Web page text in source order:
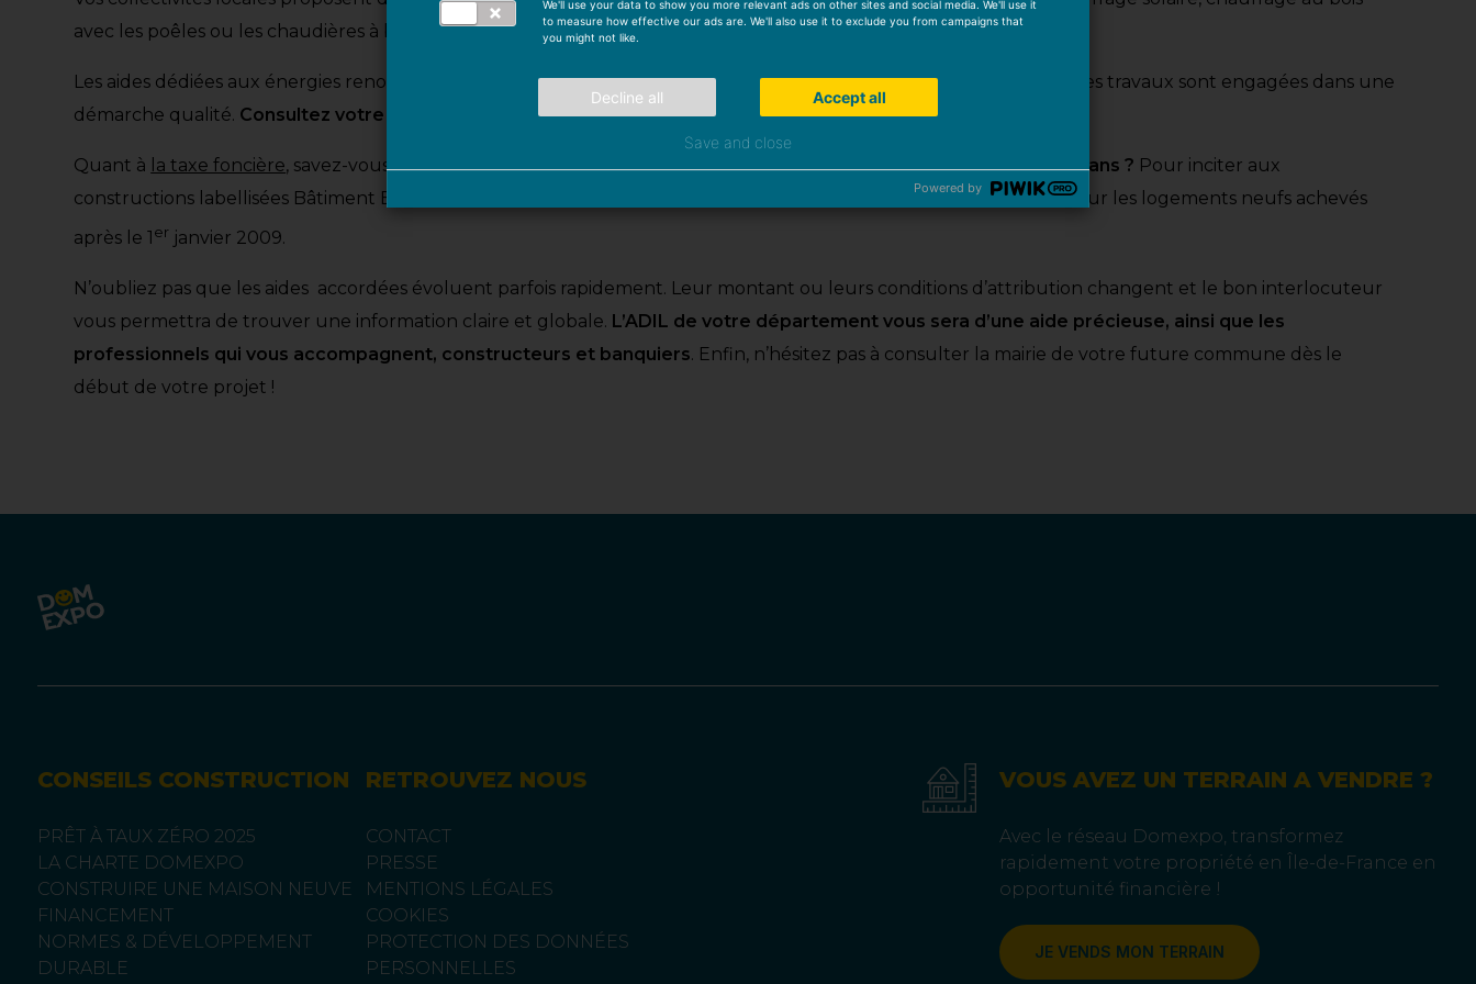
avec les poêles ou les chaudières à bois…
Les aides dédiées aux énergies renouvelables sont en général accordées si les entreprises qui prennent en charge les travaux sont engagées dans une
démarche qualité. Consultez votre constructeur pour en savoir plus !
Quant à la taxe foncière, savez-vous qu’il est possible d’en être exonéré partiellement ou en totalité pendant cinq ans ? Pour inciter aux
constructions labellisées Bâtiment Basse Consommation (BBC), certaines communes se donnent cette possibilité pour les logements neufs achevés
après le 1er janvier 2009.
N’oubliez pas que les aides accordées évoluent parfois rapidement. Leur montant ou leurs conditions d’attribution changent et le bon interlocuteur
vous permettra de trouver une information claire et globale. L’ADIL de votre département vous sera d’une aide précieuse, ainsi que les
professionnels qui vous accompagnent, constructeurs et banquiers. Enfin, n’hésitez pas à consulter la mairie de votre future commune dès le
début de votre projet !
CONSEILS CONSTRUCTION
PRÊT À TAUX ZÉRO 2025
LA CHARTE DOMEXPO
CONSTRUIRE UNE MAISON NEUVE
FINANCEMENT
NORMES & DÉVELOPPEMENT
DURABLE
RETROUVEZ NOUS
CONTACT
PRESSE
MENTIONS LÉGALES
COOKIES
PROTECTION DES DONNÉES
PERSONNELLES
VOUS AVEZ UN TERRAIN A VENDRE ?
Avec le réseau Domexpo, transformez
rapidement votre propriété en Île-de-France en
opportunité financière !
JE VENDS MON TERRAIN
We'll use your data to show you more relevant ads on other sites and social media. We'll use it
to measure how effective our ads are. We'll also use it to exclude you from campaigns that
you might not like.
Accept all
Decline all
Save and close
Powered by